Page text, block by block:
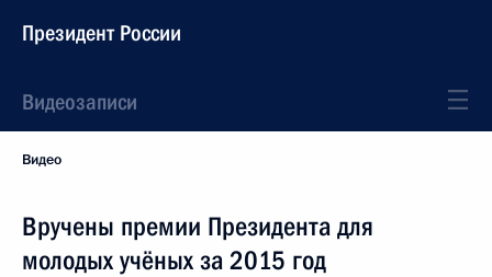
Президент России
Видеозаписи
Видео
Вручены премии Президента для
молодых учёных за 2015 год